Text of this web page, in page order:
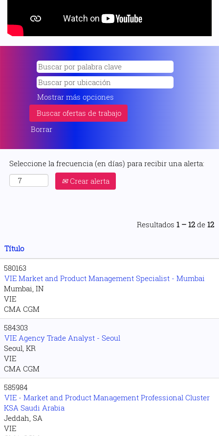
Mostrar más opciones
Borrar
Seleccione la frecuencia (en días) para recibir una alerta:
Crear alerta
Resultados 1 – 12 de 12
Título
580163
VIE Market and Product Management Specialist - Mumbai
Mumbai, IN
VIE
CMA CGM
584303
VIE Agency Trade Analyst - Seoul
Seoul, KR
VIE
CMA CGM
585984
VIE - Market and Product Management Professional Cluster
KSA Saudi Arabia
Jeddah, SA
VIE